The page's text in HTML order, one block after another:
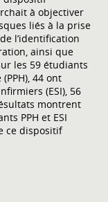
à objectiver
liés à la prise
l’identification
ainsi que
les 59 étudiants
44 ont
(ESI), 56
montrent
PPH et ESI
ce dispositif